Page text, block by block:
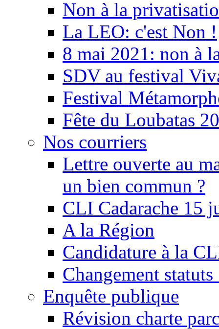
Non à la
La LEO: c'est Non !
8 mai 2021: non à
SDV au festival
Festival
Fête du Loubatas
Nos courriers
Lettre ouverte au
un bien commun ?
CLI Cadarache 15
A la Région
Candidature à la
Changement
Enquête publique
Révision charte